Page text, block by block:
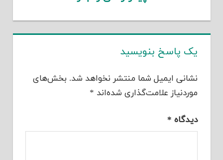
یک پاسخ بنویسید
نشانی ایمیل شما منتشر نخواهد شد. بخش‌های
موردنیاز علامت‌گذاری شده‌اند *
دیدگاه *